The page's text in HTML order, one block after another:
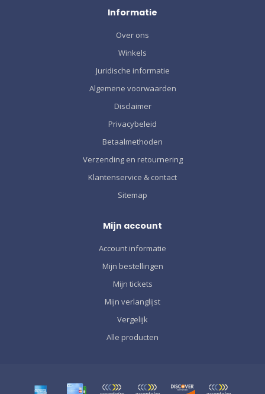
Informatie
Over ons
Winkels
Juridische informatie
Algemene voorwaarden
Disclaimer
Privacybeleid
Betaalmethoden
Verzending en retournering
Klantenservice & contact
Sitemap
Mijn account
Account informatie
Mijn bestellingen
Mijn tickets
Mijn verlanglijst
Vergelijk
Alle producten